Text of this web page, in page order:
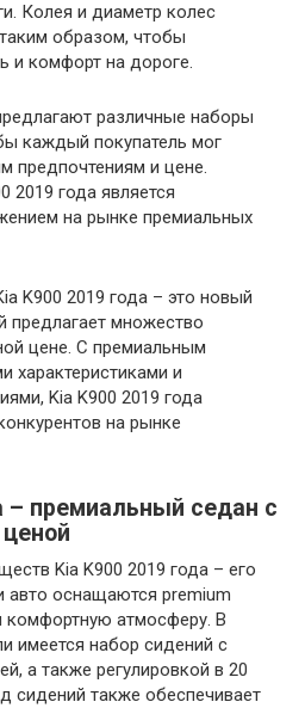
Колея и диаметр колес
образом, чтобы
и комфорт на дороге.
различные наборы
каждый покупатель мог
предпочтениям и цене.
2019 года является
на рынке премиальных
K900 2019 года – это новый
предлагает множество
цене. С премиальным
характеристиками и
Kia K900 2019 года
на рынке
– премиальный седан с
Kia K900 2019 года – его
авто оснащаются premium
атмосферу. В
имеется набор сидений с
а также регулировкой в 20
сидений также обеспечивает